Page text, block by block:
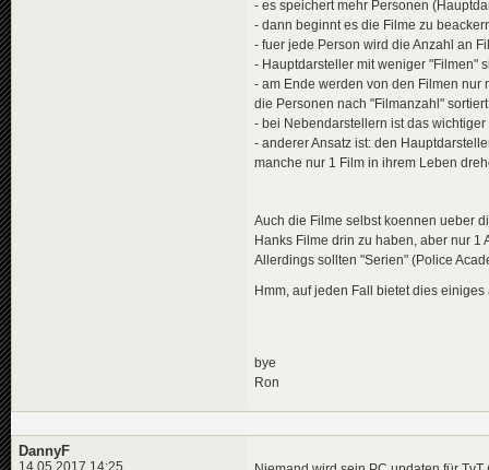
- es speichert mehr Personen
- dann beginnt es die Filme zu
- fuer jede Person wird die Anzahl an
- Hauptdarsteller mit weniger "Filmen"
- am Ende werden von den Filmen
die Personen nach "Filmanzahl"
- bei Nebendarstellern ist das
- anderer Ansatz ist: den
manche nur 1 Film in ihrem Leben
Auch die Filme selbst koennen ueber
Hanks Filme drin zu haben, aber nur 1
Allerdings sollten "Serien" (Police
Hmm, auf jeden Fall bietet dies
bye
Ron
DannyF